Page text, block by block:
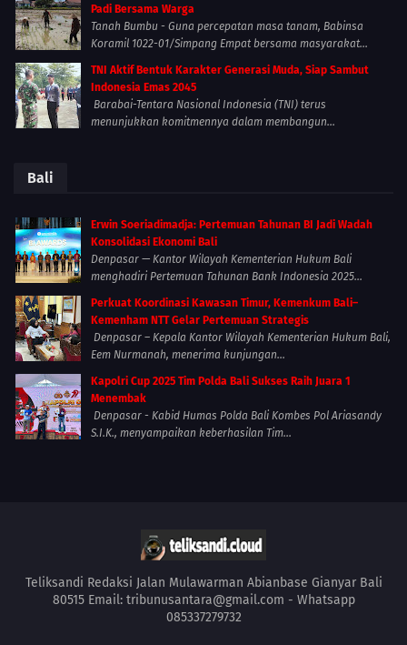
Padi Bersama Warga
Tanah Bumbu - Guna percepatan masa tanam, Babinsa
Koramil 1022-01/Simpang Empat bersama masyarakat...
TNI Aktif Bentuk Karakter Generasi Muda, Siap Sambut
Indonesia Emas 2045
Barabai-Tentara Nasional Indonesia (TNI) terus
menunjukkan komitmennya dalam membangun...
Bali
Erwin Soeriadimadja: Pertemuan Tahunan BI Jadi Wadah
Konsolidasi Ekonomi Bali
Denpasar — Kantor Wilayah Kementerian Hukum Bali
menghadiri Pertemuan Tahunan Bank Indonesia 2025...
Perkuat Koordinasi Kawasan Timur, Kemenkum Bali–
Kemenham NTT Gelar Pertemuan Strategis
Denpasar – Kepala Kantor Wilayah Kementerian Hukum Bali,
Eem Nurmanah, menerima kunjungan...
Kapolri Cup 2025 Tim Polda Bali Sukses Raih Juara 1
Menembak
Denpasar - Kabid Humas Polda Bali Kombes Pol Ariasandy
S.I.K., menyampaikan keberhasilan Tim...
Teliksandi Redaksi Jalan Mulawarman Abianbase Gianyar Bali
80515 Email: tribunusantara@gmail.com - Whatsapp
085337279732